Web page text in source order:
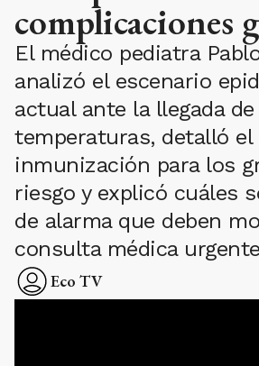
complicaciones
El médico pediatra
analizó el escenario
actual ante la llegada
temperaturas, detalló el
inmunización para los
riesgo y explicó cuáles
de alarma que deben
consulta médica
Eco TV